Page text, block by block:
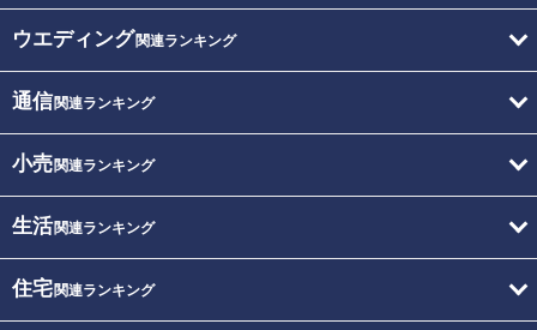
ウエディング関連ランキング
通信関連ランキング
小売関連ランキング
生活関連ランキング
住宅関連ランキング